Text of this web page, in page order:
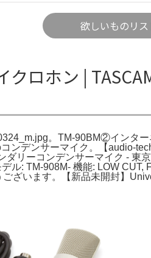
欲しいものリ
ロホン |
。TM-90BM②インター
ンデンサーマイク。【audio-
リーコンデンサーマイク - 東
ル: TM-908M- 機能: LOW CUT,
ざいます。【新品未開封】